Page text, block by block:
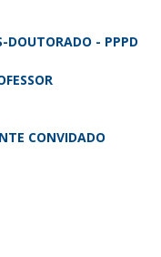
DOUTORADO - PPPD
CONVIDADO